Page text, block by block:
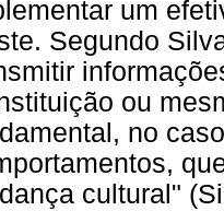
um
Segundo
ou
no
cultural"